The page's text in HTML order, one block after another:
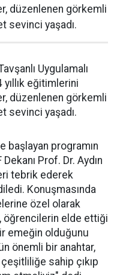
düzenlenen görkemli
sevinci yaşadı.
Uygulamalı
eğitimlerini
düzenlenen görkemli
sevinci yaşadı.
başlayan programın
Dekanı Prof. Dr. Aydın
tebrik ederek
Konuşmasında
özel olarak
öğrencilerin elde ettiği
emeğin olduğunu
önemli bir anahtar,
sahip çıkıp